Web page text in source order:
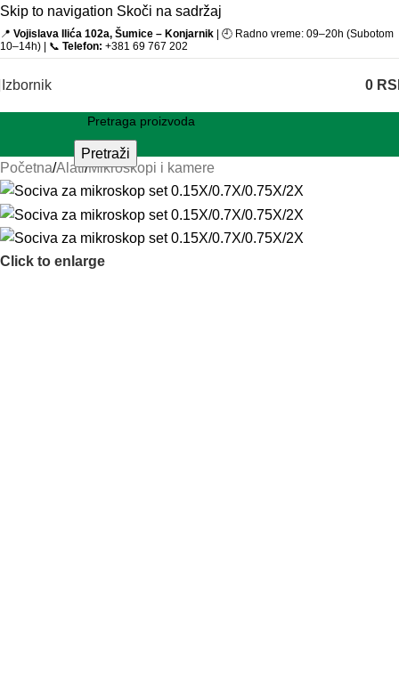
Skip to navigation Skoči na sadržaj
📍 Vojislava Ilića 102a, Šumice – Konjarnik | 🕘 Radno vreme: 09–20h (Subotom
10–14h) | 📞 Telefon: +381 69 767 202
Izbornik 0
Pretraži
Početna/Alati/Mikroskopi i kamere
Click to enlarge